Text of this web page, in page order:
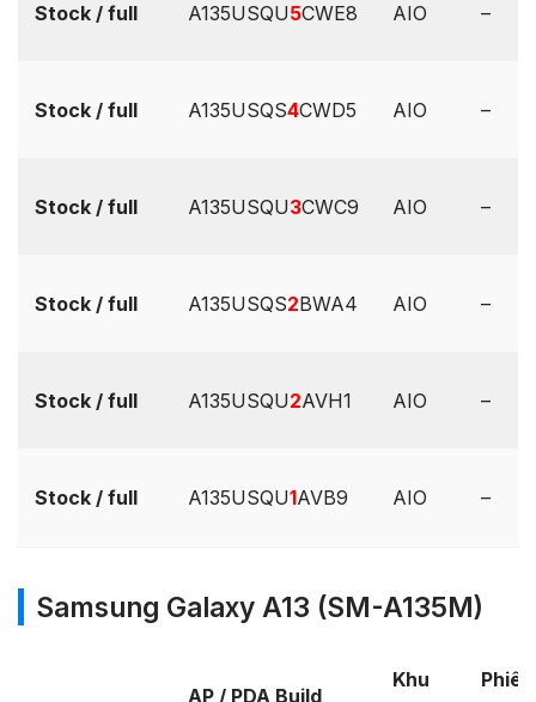
Stock / full A135USQU5CWE8 AIO –
Stock / full A135USQS4CWD5 AIO –
Stock / full A135USQU3CWC9 AIO –
Stock / full A135USQS2BWA4 AIO –
Stock / full A135USQU2AVH1 AIO –
Stock / full A135USQU1AVB9 AIO –
Samsung Galaxy A13 (SM-A135M)
AP / PDA Build
Khu
Phiên